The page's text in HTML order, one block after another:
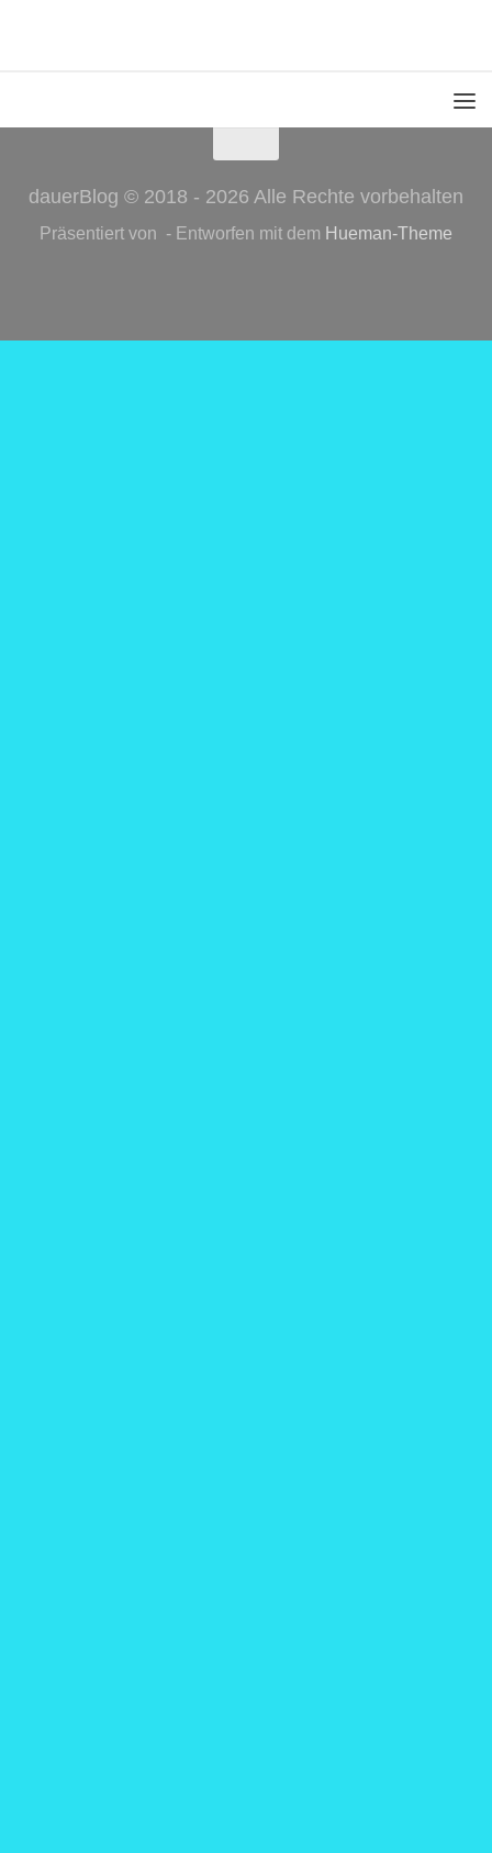
dauerBlog © 2018 - 2026 Alle Rechte vorbehalten
Präsentiert von - Entworfen mit dem Hueman-Theme